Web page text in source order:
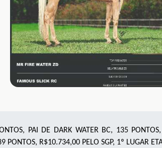
PAI DE DARK WATER BC, 135
PONTOS, R$10.734,00 PELO SGP, 1º LUGAR